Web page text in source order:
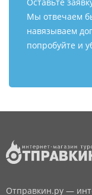
Мы отвечаем
навязываем
попробуйте и
Отправкин.ру —